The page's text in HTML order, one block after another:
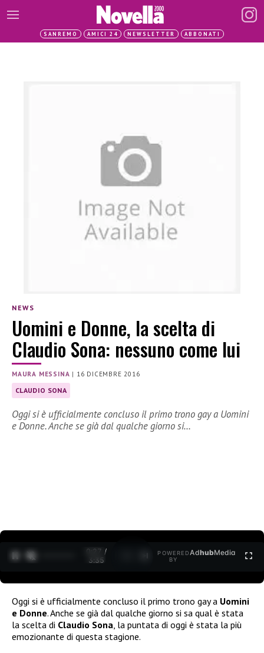
SANREMO AMICI 24 NEWSLETTER ABBONATI
NEWS
Uomini e Donne, la scelta di
Claudio Sona: nessuno come lui
MAURA MESSINA | 16 DICEMBRE 2016
CLAUDIO SONA
Oggi si è ufficialmente concluso il primo trono gay a Uomini
e Donne. Anche se già dal qualche giorno si…
0:27 /
3:35
POWERED
BY
AdhubMedia
Oggi si è ufficialmente concluso il primo trono gay a Uomini
e Donne. Anche se già dal qualche giorno si sa qual è stata
la scelta di Claudio Sona , la puntata di oggi è stata la più
emozionante di questa stagione.